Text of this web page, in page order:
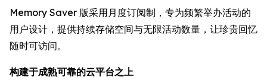
Memory Saver 版采用月度订阅制，专为频繁举办活动的
用户设计，提供持续存储空间与无限活动数量，让珍贵回忆
随时可访问。
构建于成熟可靠的云平台之上